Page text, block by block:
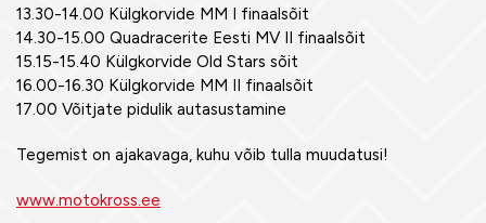
13.30-14.00 Külgkorvide MM I finaalsõit
14.30-15.00 Quadracerite Eesti MV II finaalsõit
15.15-15.40 Külgkorvide Old Stars sõit
16.00-16.30 Külgkorvide MM II finaalsõit
17.00 Võitjate pidulik autasustamine
Tegemist on ajakavaga, kuhu võib tulla muudatusi!
www.motokross.ee